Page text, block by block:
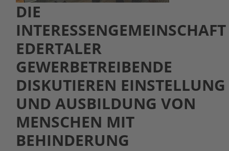
DIE
INTERESSENGEMEINSCHAFT
EDERTALER
GEWERBETREIBENDE
DISKUTIEREN EINSTELLUNG
UND AUSBILDUNG VON
MENSCHEN MIT
BEHINDERUNG